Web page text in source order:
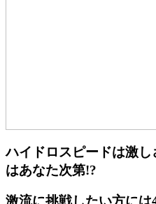
ハイドロスピードは激
はあなた次第!?